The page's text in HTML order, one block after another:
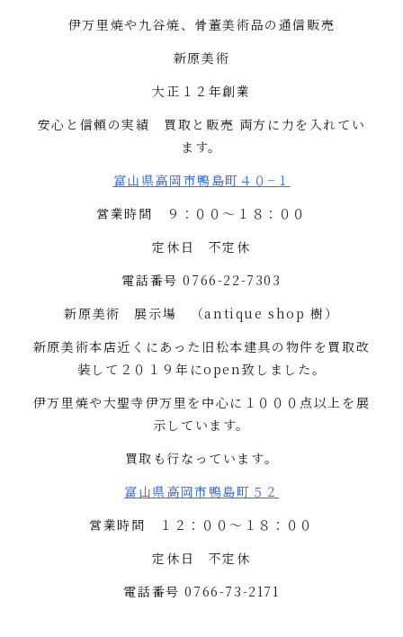
伊万里焼や九谷焼、骨董美術品の通信販売
新原美術
大正１２年創業
安心と信頼の実績 買取と販売 両方に力を入れてい
ます。
富山県高岡市鴨島町４０ − １
営業時間 ９：００〜１８：００
定休日 不定休
電話番号 0766-22-7303
新原美術 展示場 （antique shop樹）
新原美術本店近くにあった旧松本建具の物件を買取改
装して２０１９年にopen致しました。
伊万里焼や大聖寺伊万里を中心に１０００点以上を展
示しています。
買取も行なっています。
富山県高岡市鴨島町５２
営業時間 １２：００〜１８：００
定休日 不定休
電話番号 0766-73-2171